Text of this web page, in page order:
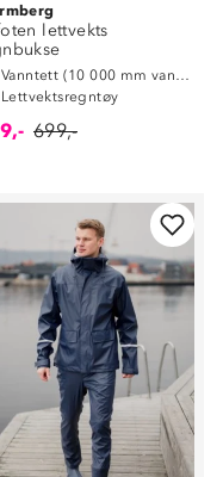
lettvekts
Vanntett (10 000 mm vannsøyle)
Lettvektsregntøy
699,-